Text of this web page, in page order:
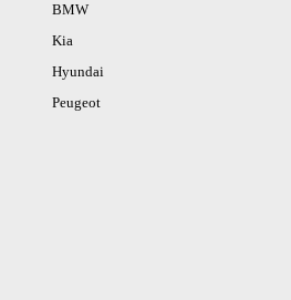
BMW
Kia
Hyundai
Peugeot